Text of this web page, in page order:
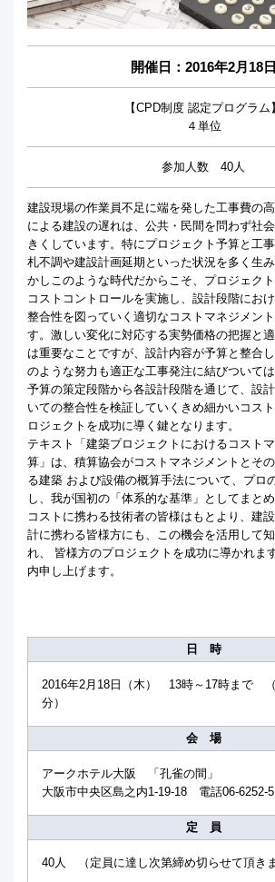
開催日： 2016年2月18日
【CPD制度 認定プログラム】
４単位
参加人数 40人
建設現場の作業員不足に端を発した工事費の
による建設の遅れは、公共・民間を問わず社
きくしています。特にプロジェクト予算と工
札不調や建設計画延期といった状況を多く生
かしこのような時代だからこそ、プロジェク
コストコントロールを実施し、設計段階にお
整合性を図っていく適切なコストマネジメン
す。激しい変化に対応する実勢価格の把握と
は重要なことですが、設計内容が予算と整合
のような努力も適正な工事発注に結びついて
予算の策定段階から各設計段階を通じて、設
いての整合性を検証していくきめ細かいコス
ロジェクトを成功に導く鍵となります。
テキスト「建築プロジェクトにおけるコスト
算」は、積算協会がコストマネジメントとそ
る建築 および設備の概算手法について、プロ
し、我が国初の「体系的な基準」としてまとめ
コストに携わる技術者の皆様はもとより、建
計に携わる皆様方にも、この機会を活用して
れ、 皆様方のプロジェクトを成功に導かれま
内申し上げます。
日 時
2016年2月18日（木） 13時～17時まで
分）
会 場
アークホテル大阪 「孔雀の間」
大阪市中央区島之内1-19-18 電話06-6252-
定 員
40人 （定員に達し次第締め切らせて頂きま